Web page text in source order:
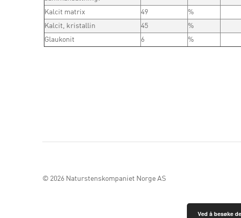
Kalcit matrix 49
%
Kalcit, kristallin
45
%
Glaukonit
6 %
© 2026 Naturstenskompaniet Norge AS
Ved å besøke